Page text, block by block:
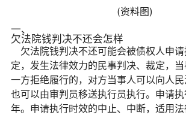
(资料图)
一、
欠法院钱判决不还会怎样
欠法院钱判决不还可能会被债权人申
定，发生法律效力的民事判决、裁定，当
一方拒绝履行的，对方当事人可以向人民
也可以由审判员移送执行员执行。申请
年。申请执行时效的中止、中断，适用